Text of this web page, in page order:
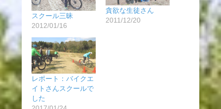
スクール三昧
2012/01/16
貪欲な生徒さん
2011/12/20
レポート：バイクエ
イトさんスクールで
した